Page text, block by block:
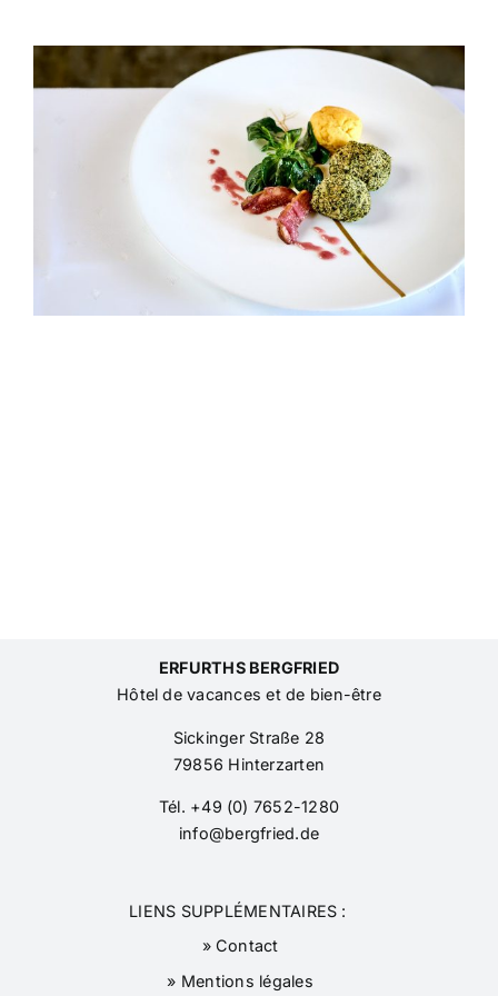
ERFURTHS BERGFRIED
Hôtel de vacances et de bien-être
Sickinger Straße 28
79856 Hinterzarten
Tél. +49 (0) 7652-1280
info@bergfried.de
LIENS SUPPLÉMENTAIRES :
» Contact
» Mentions légales